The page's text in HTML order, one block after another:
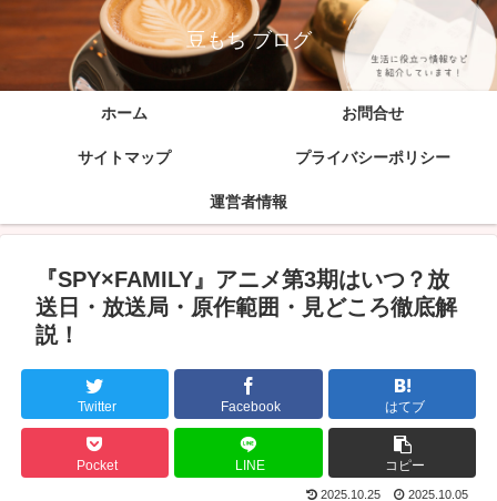
豆もち ブログ
ホーム お問合せ
サイトマップ プライバシーポリシー
運営者情報
『SPY×FAMILY』アニメ第3期はいつ？放
送日・放送局・原作範囲・見どころ徹底解
説！
Twitter Facebook はてブ
Pocket LINE コピー
2025.10.25 2025.10.05